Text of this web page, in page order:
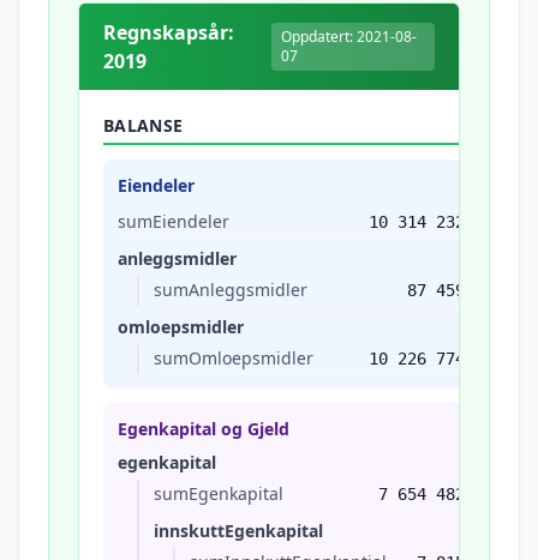
Regnskapsår:
2019
Oppdatert: 2021-08-
07
BALANSE
Eiendeler
sumEiendeler
10 314 232
anleggsmidler
sumAnleggsmidler
87 459
omloepsmidler
sumOmloepsmidler
10 226 774
Egenkapital og Gjeld
egenkapital
sumEgenkapital
7 654 482
innskuttEgenkapital